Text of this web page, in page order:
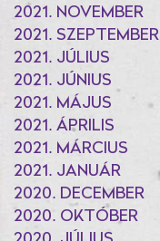
2021. NOVEMBER
2021. SZEPTEMBER
2021. JÚLIUS
2021. JÚNIUS
2021. MÁJUS
2021. ÁPRILIS
2021. MÁRCIUS
2021. JANUÁR
2020. DECEMBER
2020. OKTÓBER